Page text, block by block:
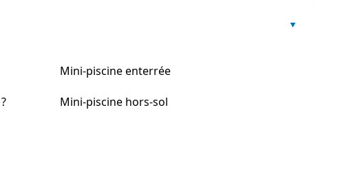
Mini-piscine enterrée
Mini-piscine hors-sol